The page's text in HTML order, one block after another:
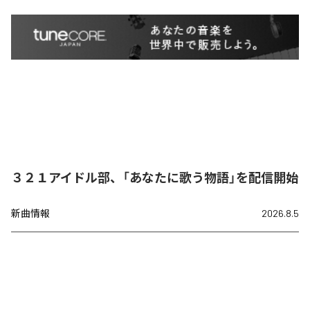
３２１アイドル部、「あなたに歌う物語」を配信開始
新曲情報 2026.8.5